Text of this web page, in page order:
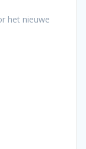
het nieuwe